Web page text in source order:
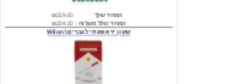
₪224.00
המחיר כולל משלוח :
שעון יד אופנתי לגברים \ Wilon
המחיר כולל משלוח :